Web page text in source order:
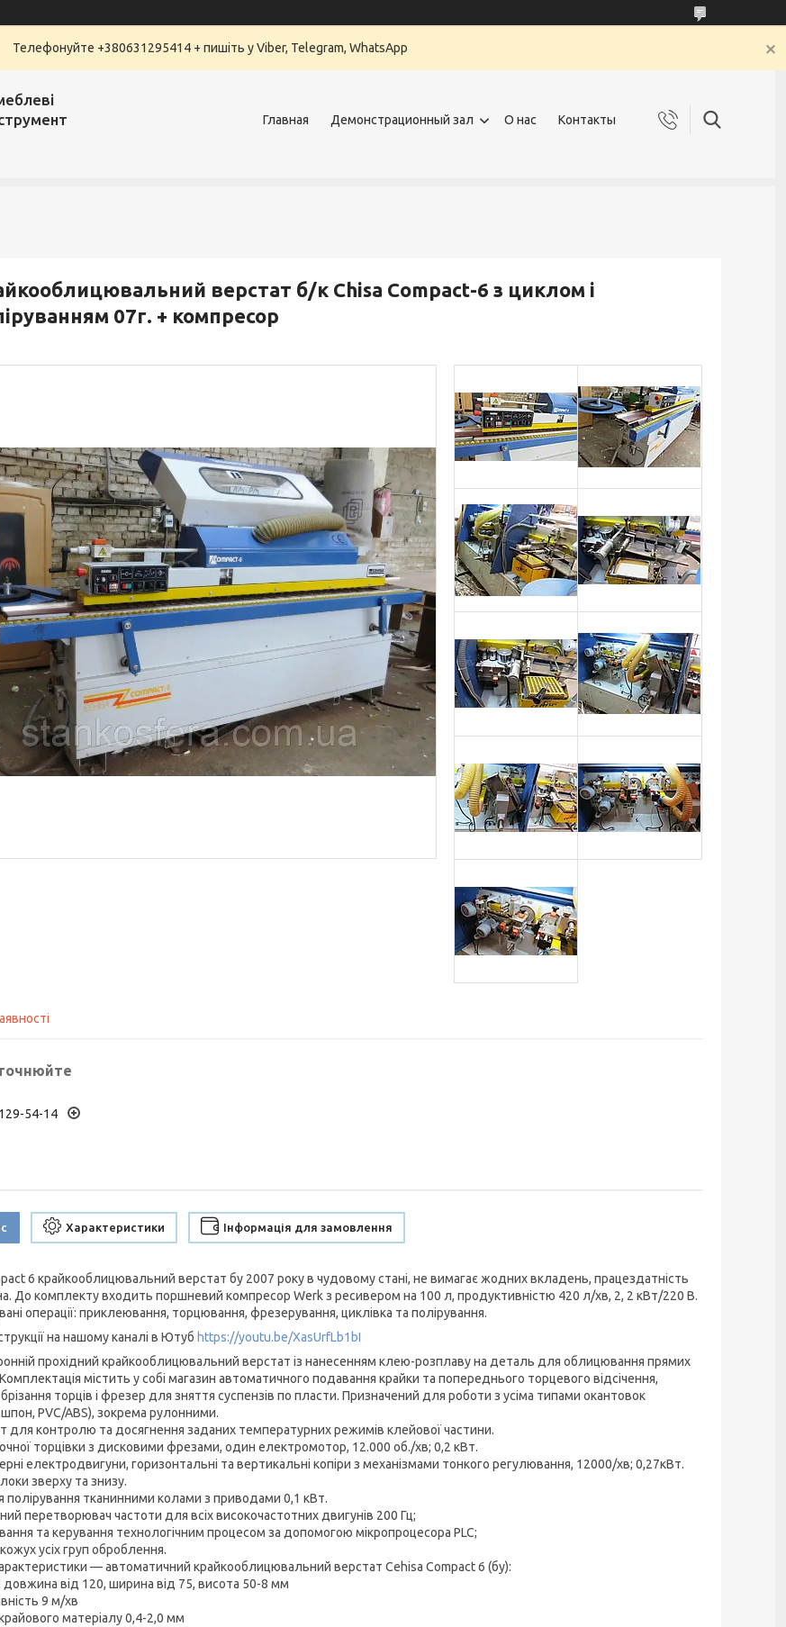
Телефонуйте +380631295414 + пишіть у Viber, Telegram, WhatsApp
Главная Демонстрационный зал О нас Контакты
верстат б/к Chisa Compact-6 з циклом і
07г. + компресор
54-14
Характеристики Інформація для замовлення
6 крайкооблицювальний верстат бу 2007 року в чудовому стані, не вимагає жодних вкладень, працездатність
До комплекту входить поршневий компресор Werk з ресивером на 100 л, продуктивністю 420 л/хв, 2, 2 кВт/220 В.
операції: приклеювання, торцювання, фрезерування, циклівка та полірування.
на нашому каналі в Ютуб https://youtu.be/XasUrfLb1bI
прохідний крайкооблицювальний верстат із нанесенням клею-розплаву на деталь для облицювання прямих
містить у собі магазин автоматичного подавання крайки та попереднього торцевого відсічення,
торців і фрезер для зняття суспензів по пласти. Призначений для роботи з усіма типами окантовок
PVC/ABS), зокрема рулонними.
для контролю та досягнення заданих температурних режимів клейової частини.
торцівки з дисковими фрезами, один електромотор, 12.000 об./хв; 0,2 кВт.
електродвигуни, горизонтальні та вертикальні копіри з механізмами тонкого регулювання, 12000/хв; 0,27кВт.
зверху та знизу.
полірування тканинними колами з приводами 0,1 кВт.
перетворювач частоти для всіх високочастотних двигунів 200 Гц;
та керування технологічним процесом за допомогою мікропроцесора PLC;
усіх груп оброблення.
— автоматичний крайкооблицювальний верстат Cehisa Compact 6 (бу):
довжина від 120, ширина від 75, висота 50-8 мм
9 м/хв
матеріалу 0,4-2,0 мм